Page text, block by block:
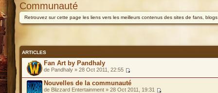
Communauté
Retrouvez sur cette page les liens vers les meilleurs contenus des sites de fans,
ARTICLES
Fan Art by Pandhaly
de Pandhaly » 28 Oct 2011, 22:55
Nouvelles de la communauté
de Blizzard Entertainment » 28 Oct 2011, 19:31